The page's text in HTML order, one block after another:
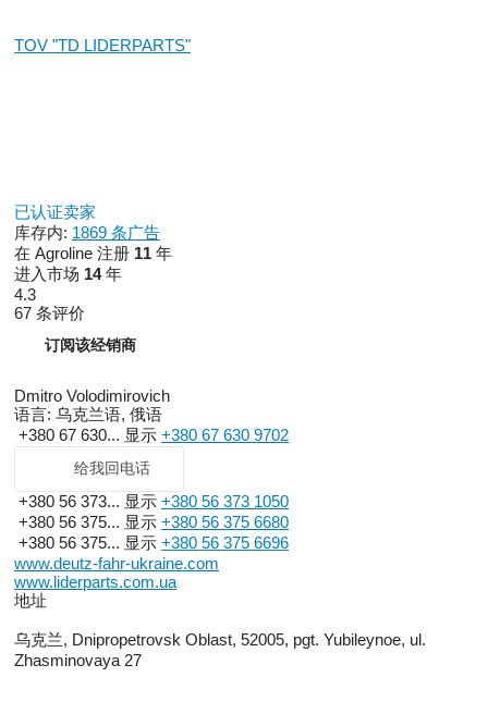
TOV "TD LIDERPARTS"
已认证卖家
库存内: 1869 条广告
在 Agroline 注册 11 年
进入市场 14年
4.3
67 条评价
订阅该经销商
Dmitro Volodimirovich
语言: 乌克兰语, 俄语
+380 67 630... 显示 +380 67 630 9702
给我回电话
+380 56 373... 显示 +380 56 373 1050
+380 56 375... 显示 +380 56 375 6680
+380 56 375... 显示 +380 56 375 6696
www.deutz-fahr-ukraine.com
www.liderparts.com.ua
地址
乌克兰, Dnipropetrovsk Oblast, 52005, pgt. Yubileynoe, ul.
Zhasminovaya 27